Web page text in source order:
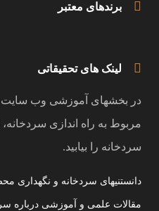
برندهای معتبر
لینک های تحقیقاتی
در بخشهای آموزشی وب سایت
مربوط به راه اندازی
سردخانه را بیابید.
دانستنیهای سردخانه و نگهداری
مقالات علمی و آموزشی درباره